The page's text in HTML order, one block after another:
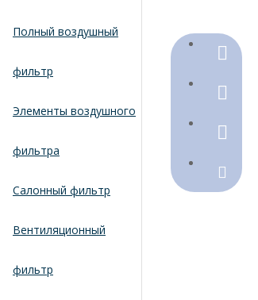
Полный воздушный
фильтр
Элементы воздушного
фильтра
Салонный фильтр
Вентиляционный
фильтр
+86-